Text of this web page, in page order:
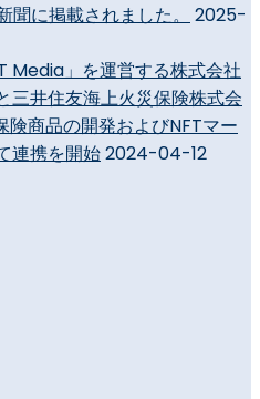
に掲載されました。
2025-
Media」を運営する株式会社
三井住友海上火災保険株式会
険商品の開発およびNFTマー
連携を開始2024-04-12